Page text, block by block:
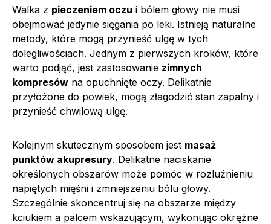
Walka z pieczeniem oczu i bólem głowy nie musi
obejmować jedynie sięgania po leki. Istnieją naturalne
metody, które mogą przynieść ulgę w tych
dolegliwościach. Jednym z pierwszych kroków, które
warto podjąć, jest zastosowanie zimnych
kompresów na opuchnięte oczy. Delikatnie
przyłożone do powiek, mogą złagodzić stan zapalny i
przynieść chwilową ulgę.
Kolejnym skutecznym sposobem jest masaż
punktów akupresury. Delikatne naciskanie
określonych obszarów może pomóc w rozluźnieniu
napiętych mięśni i zmniejszeniu bólu głowy.
Szczególnie skoncentruj się na obszarze między
kciukiem a palcem wskazującym, wykonując okrężne